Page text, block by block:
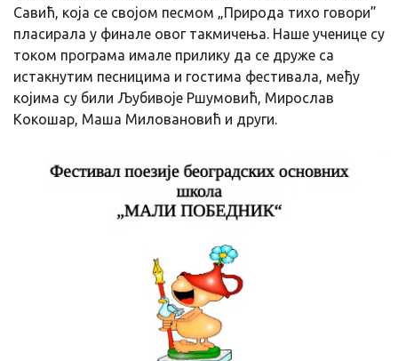
Савић, која се својом песмом „Природа тихо говори”
пласирала у финале овог такмичења. Наше ученице су
током програма имале прилику да се друже са
истакнутим песницима и гостима фестивала, међу
којима су били Љубивоје Ршумовић, Мирослав
Кокошар, Маша Миловановић и други.